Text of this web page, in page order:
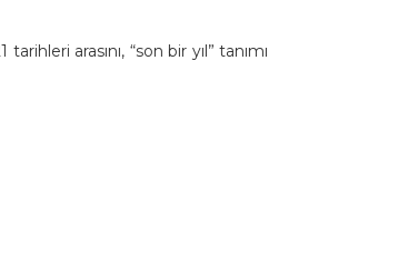
arasını, “son bir yıl” tanımı